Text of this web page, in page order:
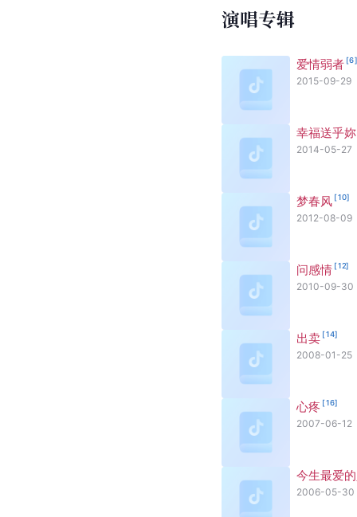
演唱专辑
爱情弱者 [6]
2015-09-29
幸福送乎妳
2014-05-27
梦春风 [10]
2012-08-09
问感情 [12]
2010-09-30
出卖 [14]
2008-01-25
心疼 [16]
2007-06-12
今生最爱
2006-05-30